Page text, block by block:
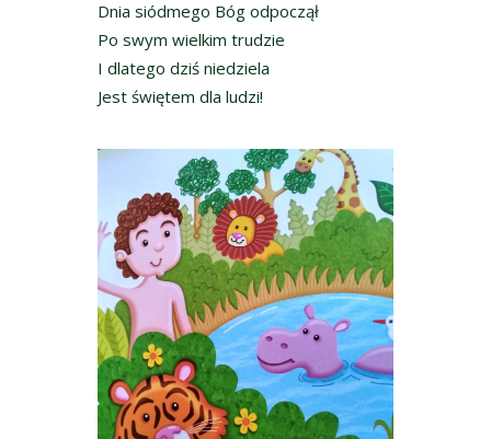
Dnia siódmego Bóg odpoczął
Po swym wielkim trudzie
I dlatego dziś niedziela
Jest świętem dla ludzi!